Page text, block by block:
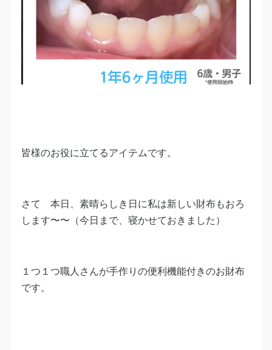
皆様のお役に立てるアイテムです。
さて 本日、素晴らしき日に私は新しい財布もおろ
します〜〜（今日まで、寝かせておきました）
１つ１つ職人さんが手作りの便利機能付きのお財布
です。